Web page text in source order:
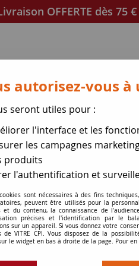
OFFERTE dès 75
Mica et joint à
des
de poêle >Vitre MONTFORT
autorisez-vous à
seront utiles pour :
l'interface et les
les campagnes
produits
l'authentification et
sont nécessaires à des fins
peuvent être utilisés pour la
et du contenu, la connaissance de
précises et l'identification par le
sur un appareil. Si vous donnez votre
de VITRE CPI. Vous disposez de la
le widget en bas à droite de la page. Pour